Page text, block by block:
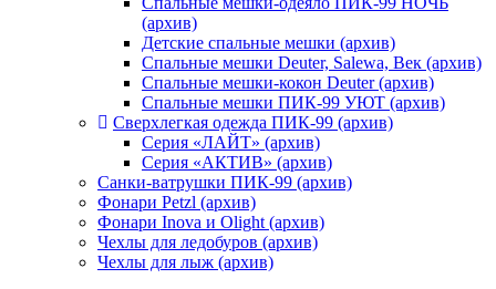
(архив)
Детские спальные мешки (архив)
Спальные мешки Deuter, Salewa, Век (архив)
Спальные мешки-кокон Deuter (архив)
Спальные мешки ПИК-99 УЮТ (архив)
Сверхлегкая одежда ПИК-99 (архив)
Серия «ЛАЙТ» (архив)
Серия «АКТИВ» (архив)
Санки-ватрушки ПИК-99 (архив)
Фонари Petzl (архив)
Фонари Inova и Olight (архив)
Чехлы для ледобуров (архив)
Чехлы для лыж (архив)